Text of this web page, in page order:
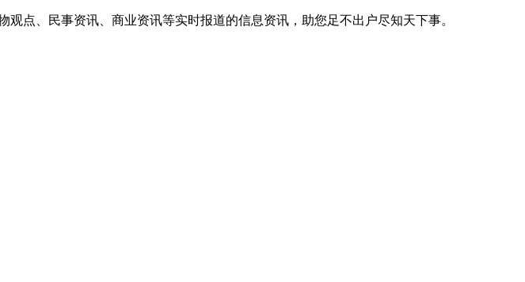
点、民事资讯、商业资讯等实时报道的信息资讯，助您足不出户尽知天下事。